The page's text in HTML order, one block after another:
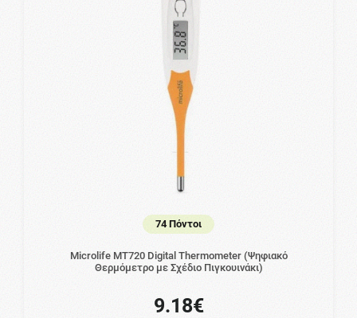
74 Πόντοι
Microlife MT720 Digital Thermometer (Ψηφιακό
Θερμόμετρο με Σχέδιο Πιγκουινάκι)
9.18€